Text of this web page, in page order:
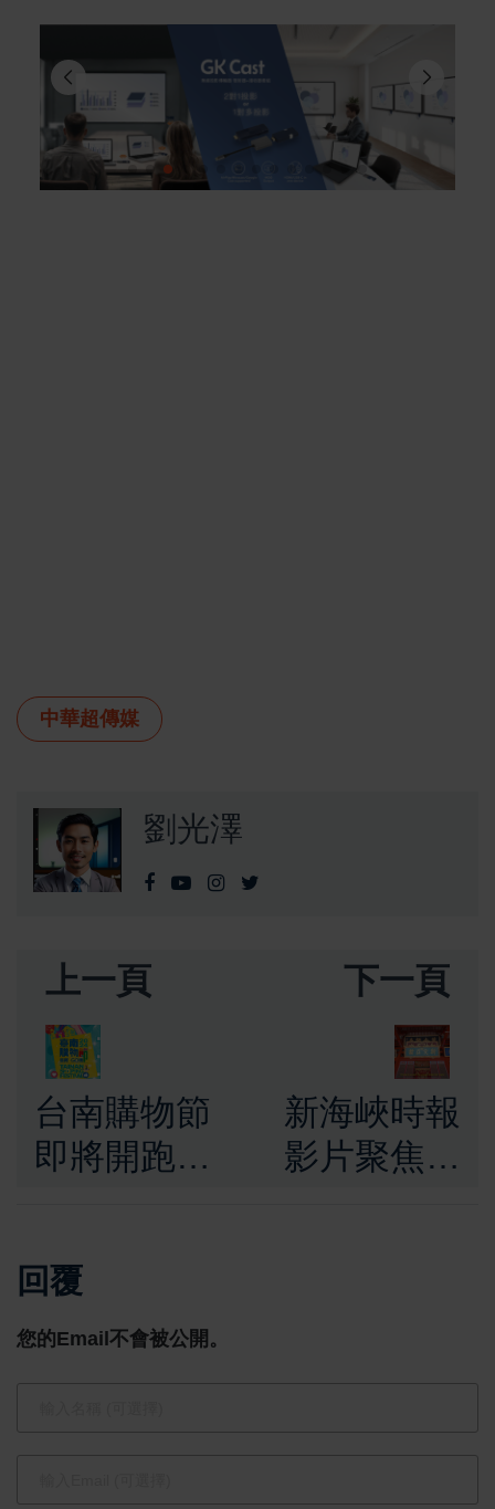
中華超傳媒
劉光澤
上一頁
台南購物節
即將開跑！
Line綁定手
機載具更便
下一頁
新海峽時報
影片聚焦台
回覆
您的Email不會被公開。